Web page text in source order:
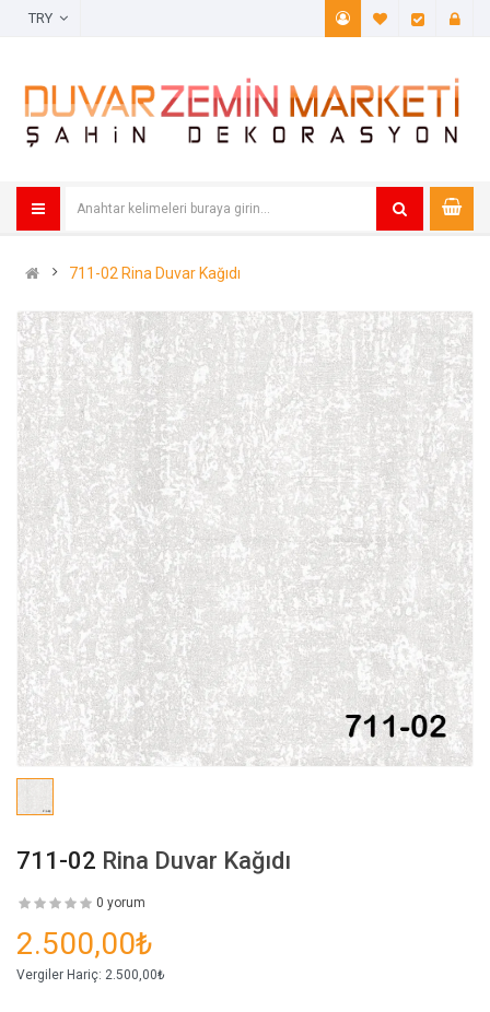
A. Listem
711-02 Rina Duvar Kağıdı
711-02 Rina Duvar Kağıdı
0 yorum
2.500,00₺
Vergiler Hariç: 2.500,00₺